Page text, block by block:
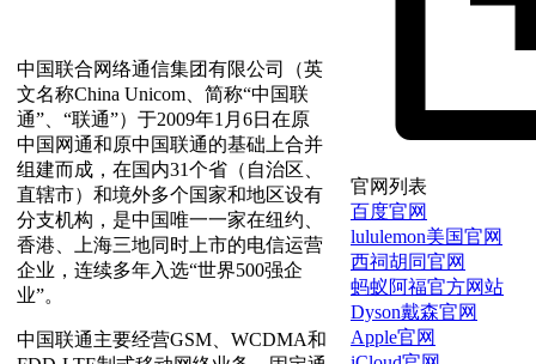
中国联合网络通信集团有限公司（英
文名称China Unicom、简称“中国联
通”、“联通”）于2009年1月6日在原
中国网通和原中国联通的基础上合并
组建而成，在国内31个省（自治区、
直辖市）和境外多个国家和地区设有
分支机构，是中国唯一一家在纽约、
香港、上海三地同时上市的电信运营
企业，连续多年入选“世界500强企
业”。
中国联通主要经营GSM、WCDMA和
官网列表
百度官网
lululemon美国官网
西祠胡同官网
蚂蚁阿福官方网站
Dyson戴森官网
Apple官网